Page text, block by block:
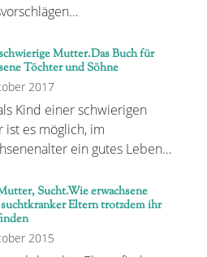
Mutter.Das Buch für
Töchter und Söhne
2017
Kind einer schwierigen
ist es möglich, im
ein gutes Leben…
Sucht.Wie erwachsene
Eltern trotzdem ihr
2015